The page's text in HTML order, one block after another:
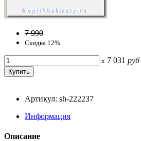
7 990
Скидка 12%
x 7 031 руб
Артикул: sh-222237
Информация
Описание